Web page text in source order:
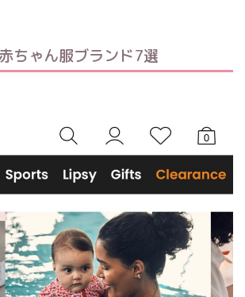
ちゃん服ブランド7選